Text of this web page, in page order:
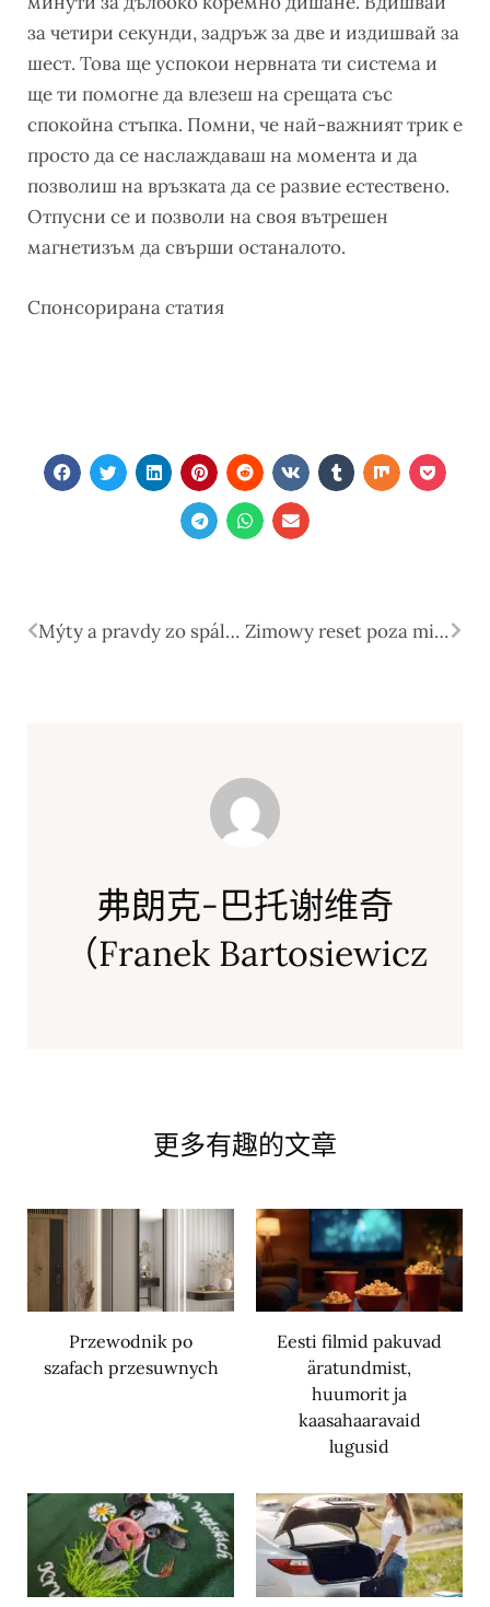
за четири секунди, задръж за две и издишвай за
шест. Това ще успокои нервната ти система и
ще ти помогне да влезеш на срещата със
спокойна стъпка. Помни, че най-важният трик е
просто да се наслаждаваш на момента и да
позволиш на връзката да се развие естествено.
Отпусни се и позволи на своя вътрешен
магнетизъм да свърши останалото.
Cпонсорирана статия
Mýty a pravdy zo spálne Zimowy reset poza miastem. Dlaczego coraz częściej wybieramy aktywny odpoczynek zamiast leniwego urlopu?
弗朗克-巴托谢维奇
（Franek Bartosiewicz
更多有趣的文章
Przewodnik po
szafach przesuwnych
Eesti filmid pakuvad
äratundmist,
huumorit ja
kaasahaaravaid
lugusid